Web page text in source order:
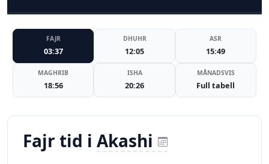
FAJR
03:37
DHUHR
12:05
ASR
15:49
MAGHRIB
18:56
ISHA
20:26
MÅNADSVIS
Full tabell
Fajr tid i Akashi